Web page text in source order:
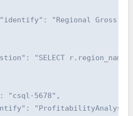
"Regional Gross
"SELECT
"csql-5678",